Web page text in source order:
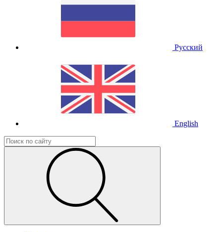
Русский
English